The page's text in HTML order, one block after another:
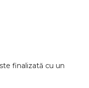
finalizată cu un